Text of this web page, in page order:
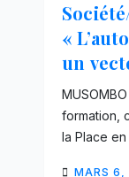
«
un
formation,
la Place
MARS 6,